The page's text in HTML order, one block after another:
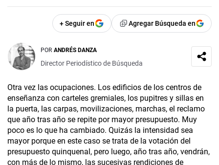
+ Seguir en Agregar Búsqueda en
POR ANDRÉS DANZA
Director Periodístico de Búsqueda
Otra vez las ocupaciones. Los edificios de los centros de
enseñanza con carteles gremiales, los pupitres y sillas en
la puerta, las carpas, movilizaciones, marchas, el reclamo
que año tras año se repite por mayor presupuesto. Muy
poco es lo que ha cambiado. Quizás la intensidad sea
mayor porque en este caso se trata de la votación del
presupuesto quinquenal, pero luego, año tras año, vendrán,
con más de lo mismo, las sucesivas rendiciones de